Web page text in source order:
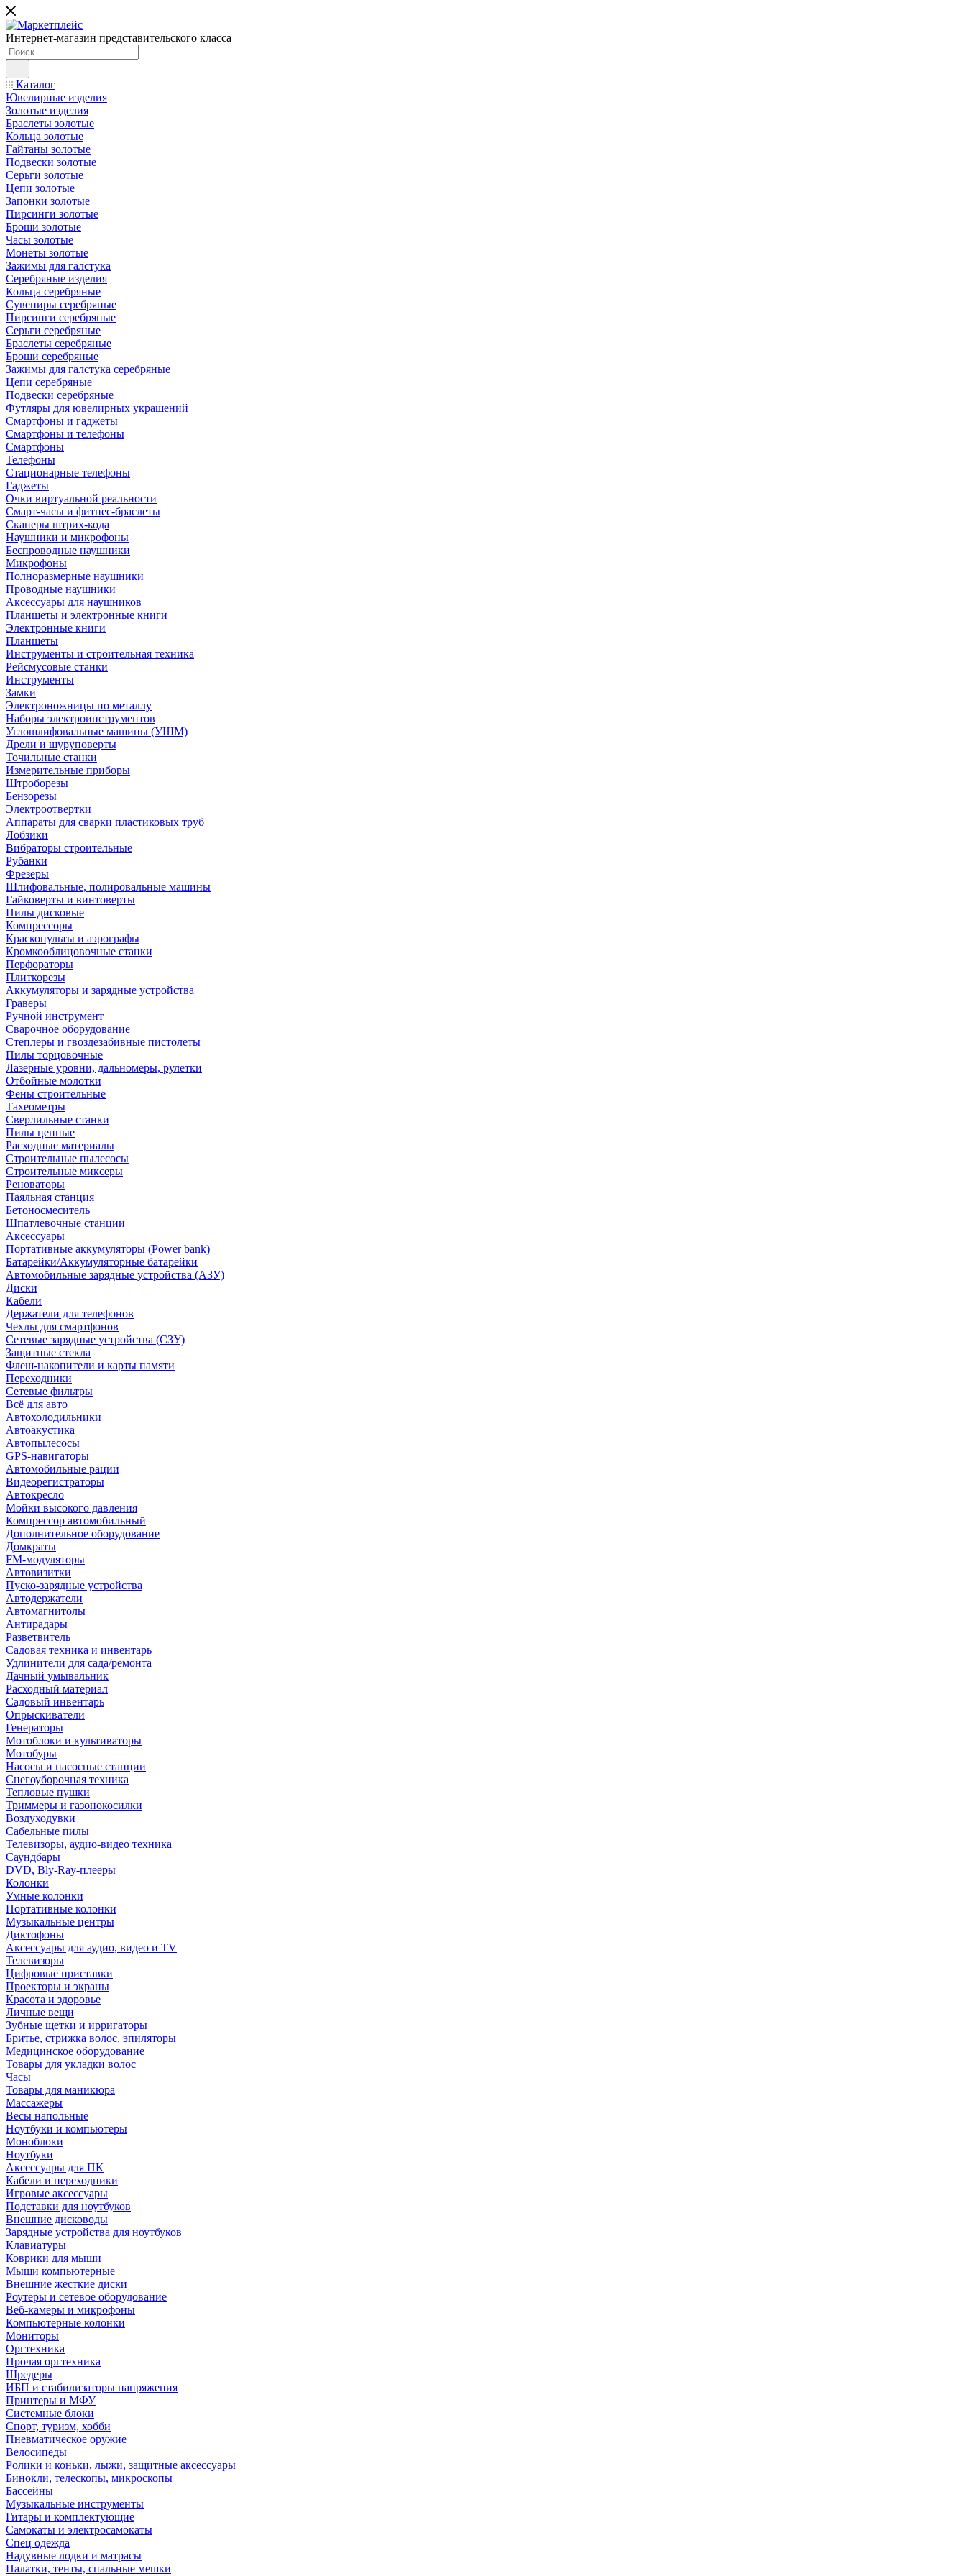
Интернет-магазин представительского класса
Каталог
Ювелирные изделия
Золотые изделия
Браслеты золотые
Кольца золотые
Гайтаны золотые
Подвески золотые
Серьги золотые
Цепи золотые
Запонки золотые
Пирсинги золотые
Броши золотые
Часы золотые
Монеты золотые
Зажимы для галстука
Серебряные изделия
Кольца серебряные
Сувениры серебряные
Пирсинги серебряные
Серьги серебряные
Браслеты серебряные
Броши серебряные
Зажимы для галстука серебряные
Цепи серебряные
Подвески серебряные
Футляры для ювелирных украшений
Смартфоны и гаджеты
Смартфоны и телефоны
Смартфоны
Телефоны
Стационарные телефоны
Гаджеты
Очки виртуальной реальности
Смарт-часы и фитнес-браслеты
Сканеры штрих-кода
Наушники и микрофоны
Беспроводные наушники
Микрофоны
Полноразмерные наушники
Проводные наушники
Аксессуары для наушников
Планшеты и электронные книги
Электронные книги
Планшеты
Инструменты и строительная техника
Рейсмусовые станки
Инструменты
Замки
Электроножницы по металлу
Наборы электроинструментов
Углошлифовальные машины (УШМ)
Дрели и шуруповерты
Точильные станки
Измерительные приборы
Штроборезы
Бензорезы
Электроотвертки
Аппараты для сварки пластиковых труб
Лобзики
Вибраторы строительные
Рубанки
Фрезеры
Шлифовальные, полировальные машины
Гайковерты и винтоверты
Пилы дисковые
Компрессоры
Краскопульты и аэрографы
Кромкооблицовочные станки
Перфораторы
Плиткорезы
Аккумуляторы и зарядные устройства
Граверы
Ручной инструмент
Сварочное оборудование
Степлеры и гвоздезабивные пистолеты
Пилы торцовочные
Лазерные уровни, дальномеры, рулетки
Отбойные молотки
Фены строительные
Тахеометры
Сверлильные станки
Пилы цепные
Расходные материалы
Строительные пылесосы
Строительные миксеры
Реноваторы
Паяльная станция
Бетоносмеситель
Шпатлевочные станции
Аксессуары
Портативные аккумуляторы (Power bank)
Батарейки/Аккумуляторные батарейки
Автомобильные зарядные устройства (АЗУ)
Диски
Кабели
Держатели для телефонов
Чехлы для смартфонов
Сетевые зарядные устройства (СЗУ)
Защитные стекла
Флеш-накопители и карты памяти
Переходники
Сетевые фильтры
Всё для авто
Автохолодильники
Автоакустика
Автопылесосы
GPS-навигаторы
Автомобильные рации
Видеорегистраторы
Автокресло
Мойки высокого давления
Компрессор автомобильный
Дополнительное оборудование
Домкраты
FM-модуляторы
Автовизитки
Пуско-зарядные устройства
Автодержатели
Автомагнитолы
Антирадары
Разветвитель
Садовая техника и инвентарь
Удлинители для сада/ремонта
Дачный умывальник
Расходный материал
Садовый инвентарь
Опрыскиватели
Генераторы
Мотоблоки и культиваторы
Мотобуры
Насосы и насосные станции
Снегоуборочная техника
Тепловые пушки
Триммеры и газонокосилки
Воздуходувки
Сабельные пилы
Телевизоры, аудио-видео техника
Саундбары
DVD, Bly-Ray-плееры
Колонки
Умные колонки
Портативные колонки
Музыкальные центры
Диктофоны
Аксессуары для аудио, видео и TV
Телевизоры
Цифровые приставки
Проекторы и экраны
Красота и здоровье
Личные вещи
Зубные щетки и ирригаторы
Бритье, стрижка волос, эпиляторы
Медицинское оборудование
Товары для укладки волос
Часы
Товары для маникюра
Массажеры
Весы напольные
Ноутбуки и компьютеры
Моноблоки
Ноутбуки
Аксессуары для ПК
Кабели и переходники
Игровые аксессуары
Подставки для ноутбуков
Внешние дисководы
Зарядные устройства для ноутбуков
Клавиатуры
Коврики для мыши
Мыши компьютерные
Внешние жесткие диски
Роутеры и сетевое оборудование
Веб-камеры и микрофоны
Компьютерные колонки
Мониторы
Оргтехника
Прочая оргтехника
Шредеры
ИБП и стабилизаторы напряжения
Принтеры и МФУ
Системные блоки
Спорт, туризм, хобби
Пневматическое оружие
Велосипеды
Ролики и коньки, лыжи, защитные аксессуары
Бинокли, телескопы, микроскопы
Бассейны
Музыкальные инструменты
Гитары и комплектующие
Самокаты и электросамокаты
Спец одежда
Надувные лодки и матрасы
Палатки, тенты, спальные мешки